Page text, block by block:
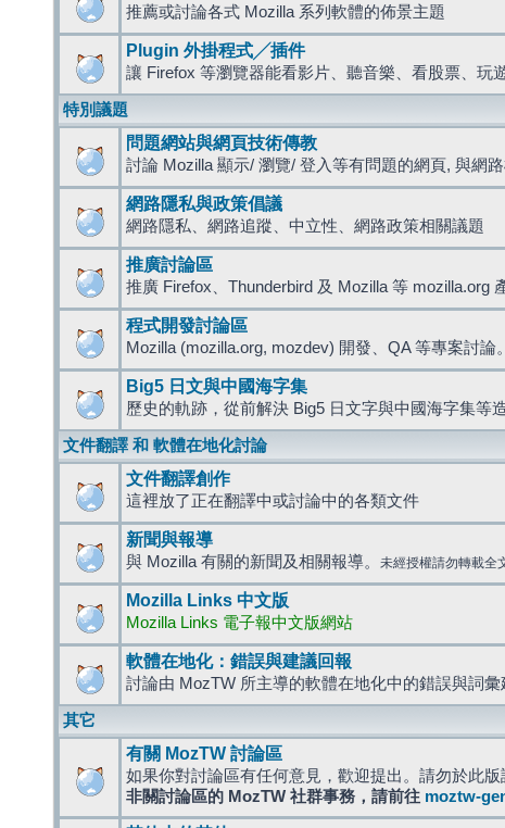
推薦或討論各式 Mozilla 系列軟體的佈景主題
Plugin 外掛程式╱插件
讓 Firefox 等瀏覽器能看影片、聽音樂、看股票、玩
特別議題
問題網站與網頁技術傳教
討論 Mozilla 顯示/ 瀏覽/ 登入等有問題的網頁, 與網
網路隱私與政策倡議
網路隱私、網路追蹤、中立性、網路政策相關議題
推廣討論區
推廣 Firefox、Thunderbird 及 Mozilla 等 mozilla.org
程式開發討論區
Mozilla (mozilla.org, mozdev) 開發、QA 等專案討論。
Big5 日文與中國海字集
歷史的軌跡，從前解決 Big5 日文字與中國海字集等
文件翻譯 和 軟體在地化討論
文件翻譯創作
這裡放了正在翻譯中或討論中的各類文件
新聞與報導
與 Mozilla 有關的新聞及相關報導。 未經授權請勿轉載全
Mozilla Links 中文版
Mozilla Links 電子報中文版網站
軟體在地化：錯誤與建議回報
討論由 MozTW 所主導的軟體在地化中的錯誤與詞彙
其它
有關 MozTW 討論區
如果你對討論區有任何意見，歡迎提出。請勿於此版
非關討論區的 MozTW 社群事務，請前往 moztw-